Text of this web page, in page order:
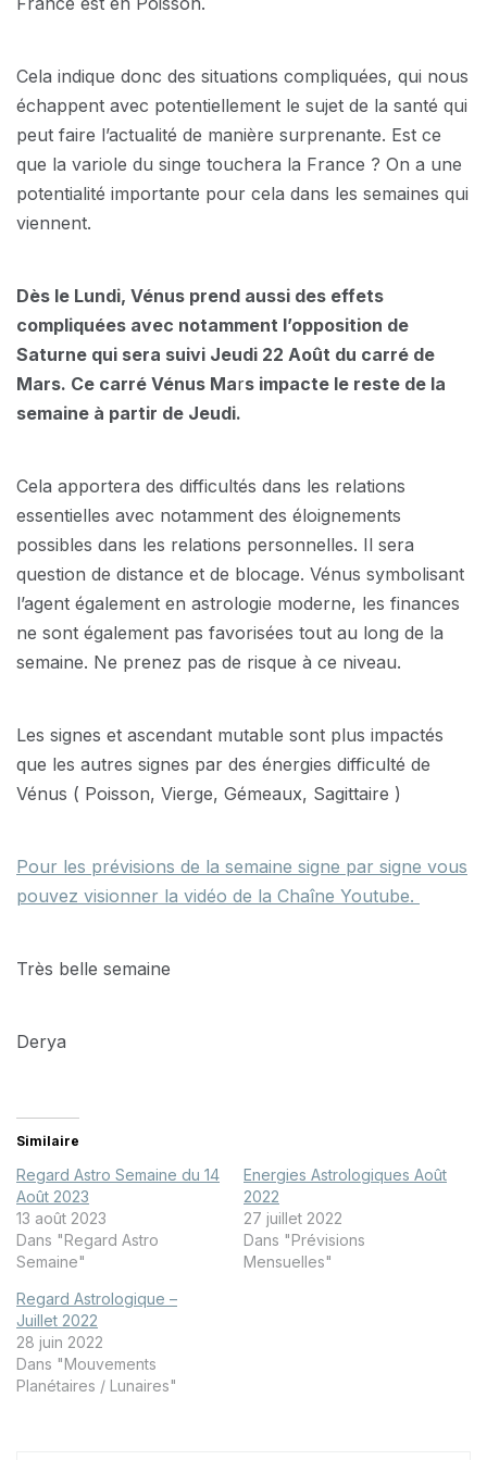
Cela indique donc des situations compliquées, qui nous
échappent avec potentiellement le sujet de la santé qui
peut faire l’actualité de manière surprenante. Est ce
que la variole du singe touchera la France ? On a une
potentialité importante pour cela dans les semaines qui
viennent.
Dès le Lundi, Vénus prend aussi des effets
compliquées avec notamment l’opposition de
Saturne qui sera suivi Jeudi 22 Août du carré de
Mars. Ce carré Vénus Mars impacte le reste de la
semaine à partir de Jeudi.
Cela apportera des difficultés dans les relations
essentielles avec notamment des éloignements
possibles dans les relations personnelles. Il sera
question de distance et de blocage. Vénus symbolisant
l’agent également en astrologie moderne, les finances
ne sont également pas favorisées tout au long de la
semaine. Ne prenez pas de risque à ce niveau.
Les signes et ascendant mutable sont plus impactés
que les autres signes par des énergies difficulté de
Vénus ( Poisson, Vierge, Gémeaux, Sagittaire )
Pour les prévisions de la semaine signe par signe vous
pouvez visionner la vidéo de la Chaîne Youtube.
Très belle semaine
Derya
Similaire
Regard Astro Semaine du 14
Août 2023
13 août 2023
Dans "Regard Astro
Semaine"
Energies Astrologiques Août
2022
27 juillet 2022
Dans "Prévisions
Mensuelles"
Regard Astrologique –
Juillet 2022
28 juin 2022
Dans "Mouvements
Planétaires / Lunaires"